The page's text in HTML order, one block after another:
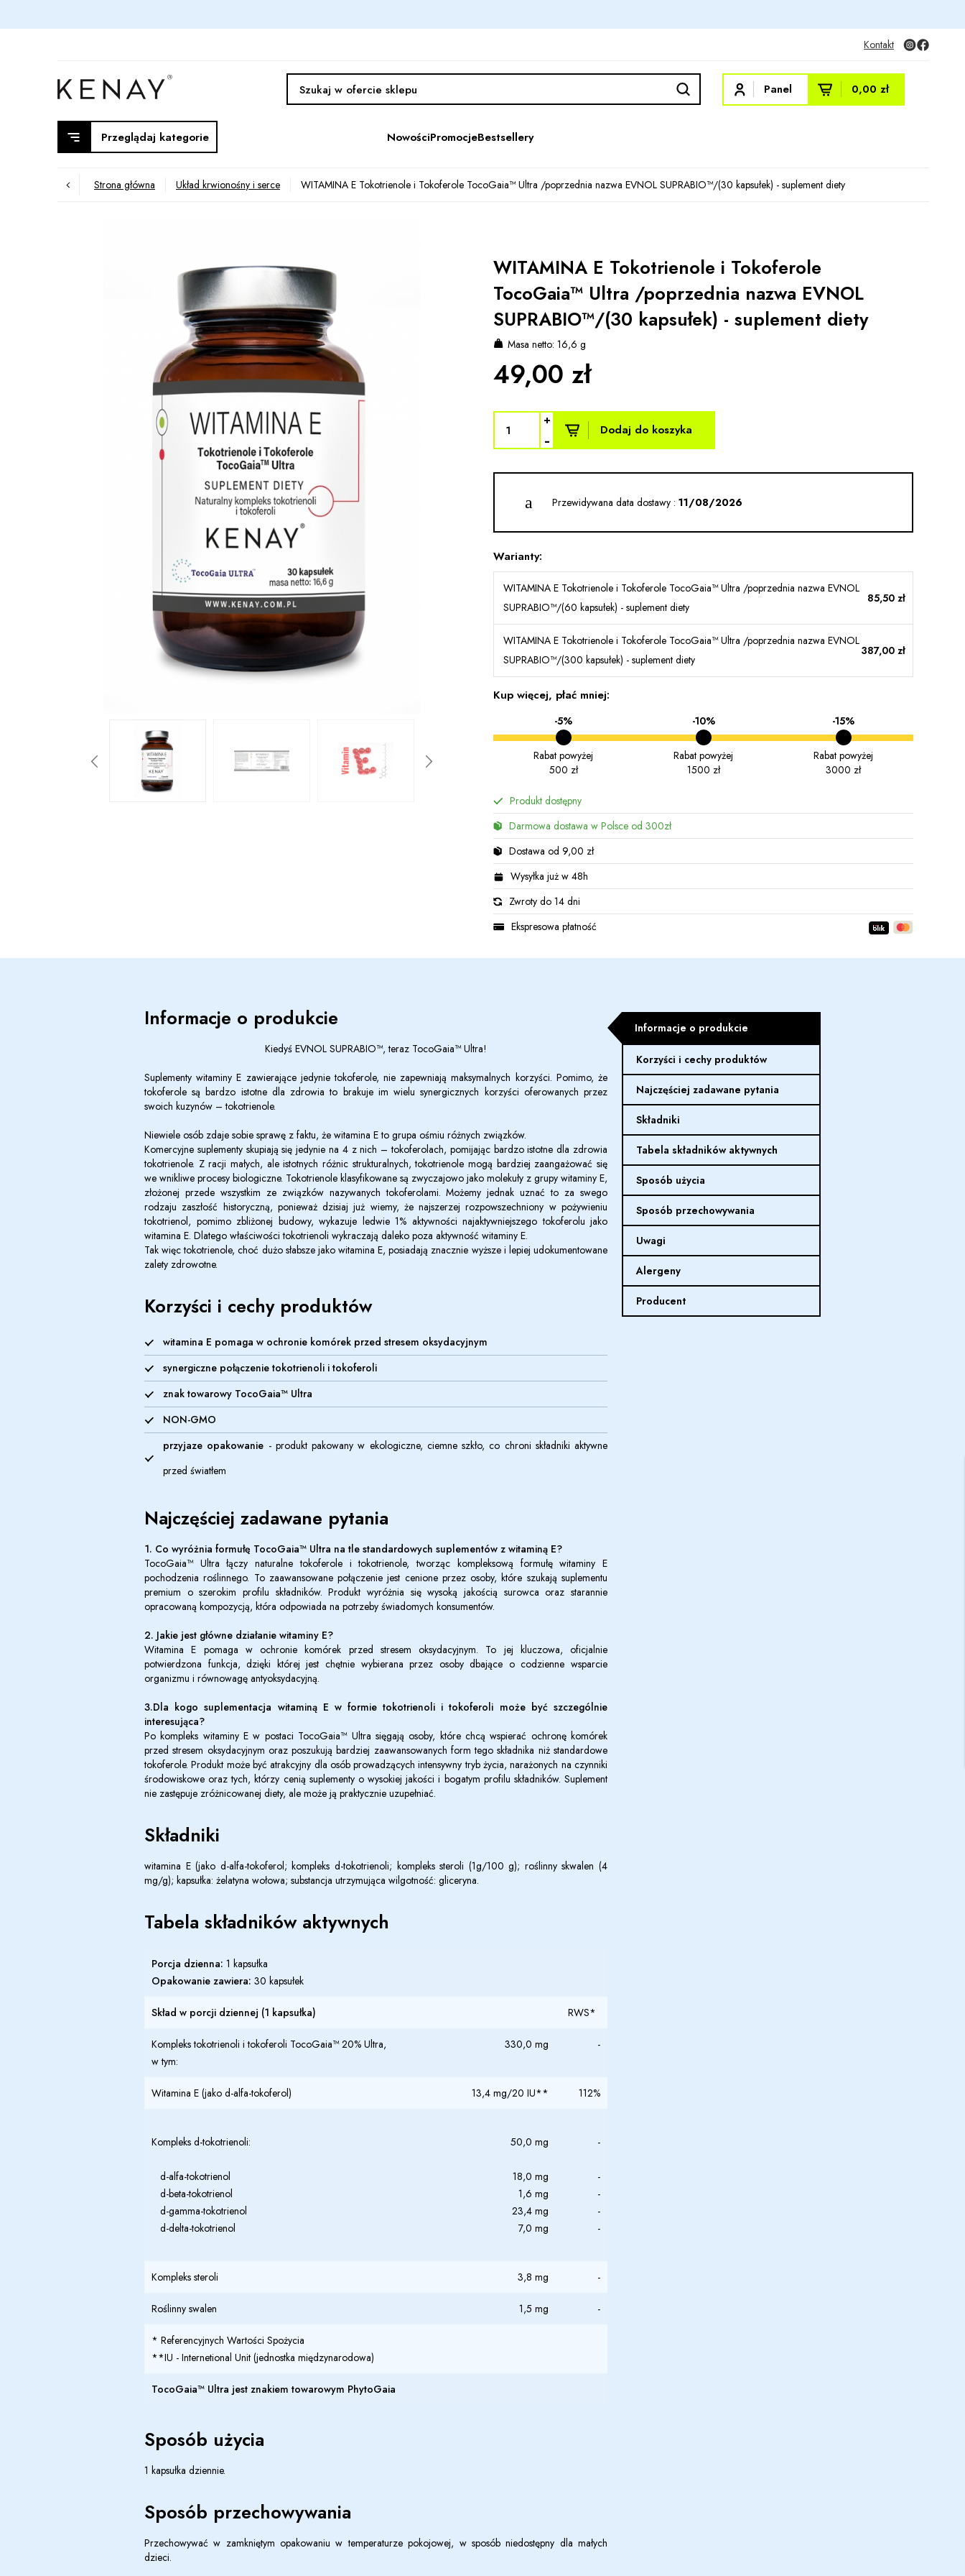
Kontakt
Panel 0,00 zł
Przeglądaj kategorie NowościPromocjeBestsellery
Strona główna Układ krwionośny i serce WITAMINA E Tokotrienole i Tokoferole TocoGaia™ Ultra /poprzednia nazwa EVNOL SUPRABIO™/(30 kapsułek) - suplement diety
WITAMINA E Tokotrienole i Tokoferole
TocoGaia™ Ultra /poprzednia nazwa EVNOL
SUPRABIO™/(30 kapsułek) - suplement diety
Masa netto: 16,6 g
49,00 zł
+
- Dodaj do koszyka
Przewidywana data dostawy : 11/08/2026
Warianty:
WITAMINA E Tokotrienole i Tokoferole TocoGaia™ Ultra /poprzednia nazwa EVNOL
SUPRABIO™/(60 kapsułek) - suplement diety
85,50 zł
WITAMINA E Tokotrienole i Tokoferole TocoGaia™ Ultra /poprzednia nazwa EVNOL
SUPRABIO™/(300 kapsułek) - suplement diety
387,00 zł
Kup więcej, płać mniej:
-5%
Rabat powyżej
500 zł
-10%
Rabat powyżej
1500 zł
-15%
Rabat powyżej
3000 zł
Produkt dostępny
Darmowa dostawa w Polsce od 300zł
Dostawa od 9,00 zł
Wysyłka już w 48h
Zwroty do 14 dni
Ekspresowa płatność
Informacje o produkcie
Kiedyś EVNOL SUPRABIO™, teraz TocoGaia™ Ultra!
Suplementy witaminy E zawierające jedynie tokoferole, nie zapewniają maksymalnych korzyści. Pomimo, że
tokoferole są bardzo istotne dla zdrowia to brakuje im wielu synergicznych korzyści oferowanych przez
swoich kuzynów – tokotrienole.
Niewiele osób zdaje sobie sprawę z faktu, że witamina E to grupa ośmiu różnych związków.
Komercyjne suplementy skupiają się jedynie na 4 z nich – tokoferolach, pomijając bardzo istotne dla zdrowia
tokotrienole. Z racji małych, ale istotnych różnic strukturalnych, tokotrienole mogą bardziej zaangażować się
we wnikliwe procesy biologiczne. Tokotrienole klasyfikowane są zwyczajowo jako molekuły z grupy witaminy E,
złożonej przede wszystkim ze związków nazywanych tokoferolami. Możemy jednak uznać to za swego
rodzaju zaszłość historyczną, ponieważ dzisiaj już wiemy, że najszerzej rozpowszechniony w pożywieniu
tokotrienol, pomimo zbliżonej budowy, wykazuje ledwie 1% aktywności najaktywniejszego tokoferolu jako
witamina E. Dlatego właściwości tokotrienoli wykraczają daleko poza aktywność witaminy E.
Tak więc tokotrienole, choć dużo słabsze jako witamina E, posiadają znacznie wyższe i lepiej udokumentowane
zalety zdrowotne.
Korzyści i cechy produktów
witamina E pomaga w ochronie komórek przed stresem oksydacyjnym
synergiczne połączenie tokotrienoli i tokoferoli
znak towarowy TocoGaia™ Ultra
NON-GMO
przyjaze opakowanie - produkt pakowany w ekologiczne, ciemne szkło, co chroni składniki aktywne
przed światłem
Najczęściej zadawane pytania
1. Co wyróżnia formułę TocoGaia™ Ultra na tle standardowych suplementów z witaminą E?
TocoGaia™ Ultra łączy naturalne tokoferole i tokotrienole, tworząc kompleksową formułę witaminy E
pochodzenia roślinnego. To zaawansowane połączenie jest cenione przez osoby, które szukają suplementu
premium o szerokim profilu składników. Produkt wyróżnia się wysoką jakością surowca oraz starannie
opracowaną kompozycją, która odpowiada na potrzeby świadomych konsumentów.
2. Jakie jest główne działanie witaminy E?
Witamina E pomaga w ochronie komórek przed stresem oksydacyjnym. To jej kluczowa, oficjalnie
potwierdzona funkcja, dzięki której jest chętnie wybierana przez osoby dbające o codzienne wsparcie
organizmu i równowagę antyoksydacyjną.
3.Dla kogo suplementacja witaminą E w formie tokotrienoli i tokoferoli może być szczególnie
interesująca?
Po kompleks witaminy E w postaci TocoGaia™ Ultra sięgają osoby, które chcą wspierać ochronę komórek
przed stresem oksydacyjnym oraz poszukują bardziej zaawansowanych form tego składnika niż standardowe
tokoferole. Produkt może być atrakcyjny dla osób prowadzących intensywny tryb życia, narażonych na czynniki
środowiskowe oraz tych, którzy cenią suplementy o wysokiej jakości i bogatym profilu składników. Suplement
nie zastępuje zróżnicowanej diety, ale może ją praktycznie uzupełniać.
Składniki
witamina E (jako d-alfa-tokoferol; kompleks d-tokotrienoli; kompleks steroli (1g/100 g); roślinny skwalen (4
mg/g); kapsułka: żelatyna wołowa; substancja utrzymująca wilgotność: gliceryna.
Tabela składników aktywnych
Porcja dzienna: 1 kapsułka
Opakowanie zawiera: 30 kapsułek
Skład w porcji dziennej (1 kapsułka) RWS*
Kompleks tokotrienoli i tokoferoli TocoGaia™20% Ultra,
w tym:
330,0 mg -
Witamina E (jako d-alfa-tokoferol) 13,4 mg/20 IU** 112%
Kompleks d-tokotrienoli:
d-alfa-tokotrienol
d-beta-tokotrienol
d-gamma-tokotrienol
d-delta-tokotrienol
50,0 mg
18,0 mg
1,6 mg
23,4 mg
7,0 mg
-
-
-
-
-
Kompleks steroli 3,8 mg -
Roślinny swalen 1,5 mg -
* Referencyjnych Wartości Spożycia
**IU - Internetional Unit (jednostka międzynarodowa)
TocoGaia™ Ultra jest znakiem towarowym PhytoGaia
Sposób użycia
1 kapsułka dziennie.
Sposób przechowywania
Przechowywać w zamkniętym opakowaniu w temperaturze pokojowej, w sposób niedostępny dla małych
dzieci.
Informacje o produkcie
Korzyści i cechy produktów
Najczęściej zadawane pytania
Składniki
Tabela składników aktywnych
Sposób użycia
Sposób przechowywania
Uwagi
Alergeny
Producent